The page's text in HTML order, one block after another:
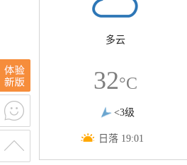
多云
32°C
<3级
日落 19:01